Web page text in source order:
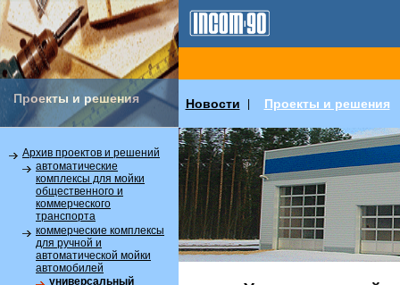
Проекты и решения Новости Проекты и решения
Архив проектов и решений
автоматические
комплексы для мойки
общественного и
коммерческого
транспорта
коммерческие комплексы
для ручной и
автоматической мойки
автомобилей
универсальный